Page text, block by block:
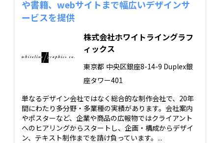
や書籍、webサイトまで幅広いデザインサ
ービスを提供
株式会社ホワイトライングラフ
ィックス
東京都 中央区銀座8-14-9 Duplex銀
座タワー401
単なるデザイン会社ではなく総合的な制作会社で、20年
間にわたり多分野・多業種の実績があります。会社案内
やポスターなど、企業や商品の広報物ではクライアント
へのヒアリングからスタートし、企画・構成からデザイ
ン、テキスト制作までを請け負っています。...